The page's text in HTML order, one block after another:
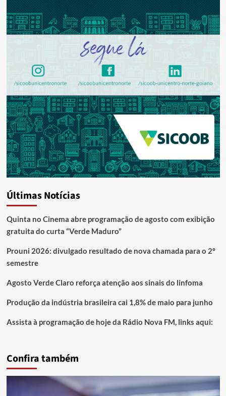
Últimas Notícias
Quinta no Cinema abre programação de agosto com exibição
gratuita do curta “Verde Maduro”
Prouni 2026: divulgado resultado de nova chamada para o 2º
semestre
Agosto Verde Claro reforça atenção aos sinais do linfoma
Produção da indústria brasileira cai 1,8% de maio para junho
Assista à programação de hoje da Rádio Nova FM, links aqui:
Confira também